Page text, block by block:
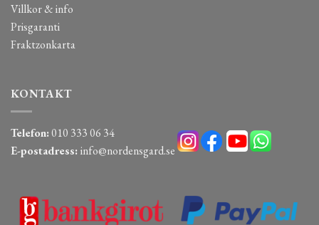
Villkor & info
Prisgaranti
Fraktzonkarta
KONTAKT
Telefon:010 333 06 34
E-postadress: info@nordensgard.se